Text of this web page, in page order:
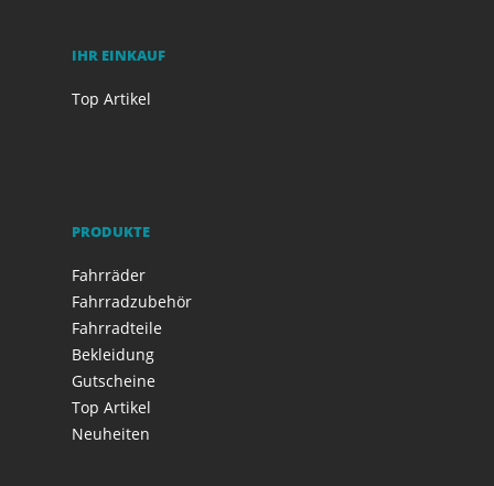
IHR EINKAUF
Top Artikel
PRODUKTE
Fahrräder
Fahrradzubehör
Fahrradteile
Bekleidung
Gutscheine
Top Artikel
Neuheiten